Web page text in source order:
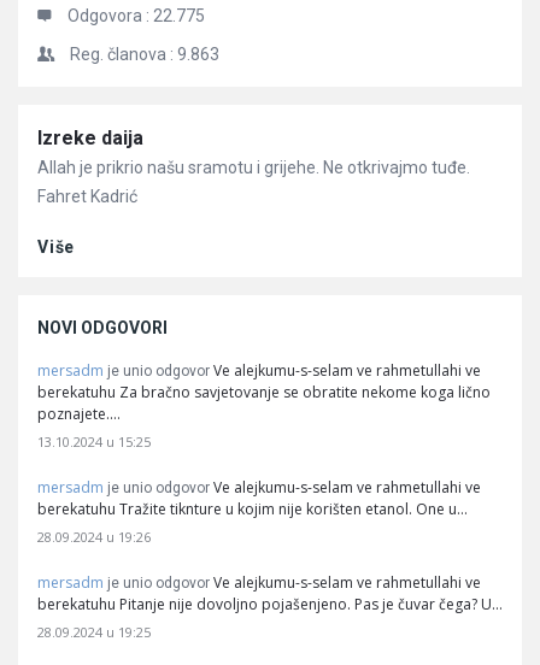
Odgovora : 22.775
Reg. članova : 9.863
Članci
Izreke daija
Allah je prikrio našu sramotu i grijehe. Ne otkrivajmo tuđe.
Fahret Kadrić
Više
NOVI ODGOVORI
mersadm je unio odgovor Ve alejkumu-s-selam ve rahmetullahi ve
berekatuhu Za bračno savjetovanje se obratite nekome koga lično
poznajete.…
13.10.2024 u 15:25
mersadm je unio odgovor Ve alejkumu-s-selam ve rahmetullahi ve
berekatuhu Tražite tiknture u kojim nije korišten etanol. One u…
28.09.2024 u 19:26
mersadm je unio odgovor Ve alejkumu-s-selam ve rahmetullahi ve
berekatuhu Pitanje nije dovoljno pojašenjeno. Pas je čuvar čega? U…
28.09.2024 u 19:25